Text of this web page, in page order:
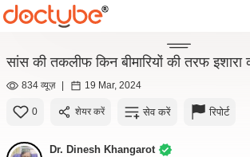
सांस की तकलीफ किन बीमारियों की तरफ इशारा
834 व्यूज़ | 19 Mar, 2024
0 शेयर करें सेव करें रिपोर्ट
Dr. Dinesh Khangarot